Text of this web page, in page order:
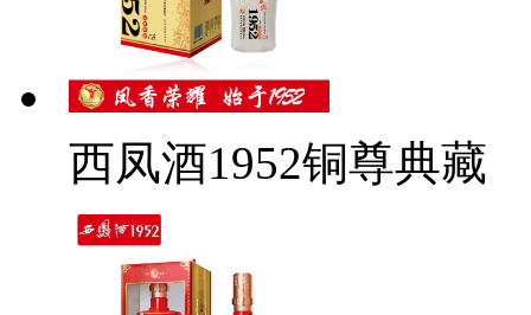
西凤酒1952铜尊典藏